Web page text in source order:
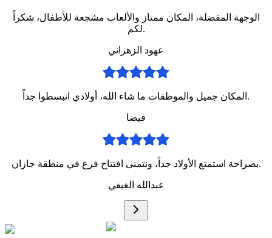
الوجهة المفضلة، المكان ممتاز والألعاب مشجعة للأطفال، شكراً
لكم.
عهود الزهراني
المكان جميل والموظفات ما شاء الله، أولادي انبسطوا جداً.
فيضا
بصراحة استمتع الأولاد جداً، ونتمنى افتتاح فرع في منطقة جازان.
عبدالله الغيفي